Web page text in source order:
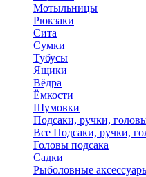
Мотыльницы
Рюкзаки
Сита
Сумки
Тубусы
Ящики
Вёдра
Ёмкости
Шумовки
Подсаки, ручки,
Все Подсаки, ручки,
Головы подсака
Садки
Рыболовные